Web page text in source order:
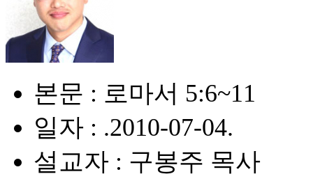
본문 : 로마서 5:6~11
일자 : .2010-07-04.
설교자 : 구봉주 목사